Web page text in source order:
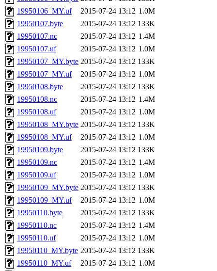
19950106_MY.uf
2015-07-24 13:12 1.0M
19950107.byte
2015-07-24 13:12 133K
19950107.nc
2015-07-24 13:12 1.4M
19950107.uf
2015-07-24 13:12 1.0M
19950107_MY.byte 2015-07-24 13:12 133K
19950107_MY.uf
2015-07-24 13:12 1.0M
19950108.byte
2015-07-24 13:12 133K
19950108.nc
2015-07-24 13:12 1.4M
19950108.uf
2015-07-24 13:12 1.0M
19950108_MY.byte 2015-07-24 13:12 133K
19950108_MY.uf
2015-07-24 13:12 1.0M
19950109.byte
2015-07-24 13:12 133K
19950109.nc
2015-07-24 13:12 1.4M
19950109.uf
2015-07-24 13:12 1.0M
19950109_MY.byte 2015-07-24 13:12 133K
19950109_MY.uf
2015-07-24 13:12 1.0M
19950110.byte
2015-07-24 13:12 133K
19950110.nc
2015-07-24 13:12 1.4M
19950110.uf
2015-07-24 13:12 1.0M
19950110_MY.byte 2015-07-24 13:12 133K
19950110_MY.uf
2015-07-24 13:12 1.0M